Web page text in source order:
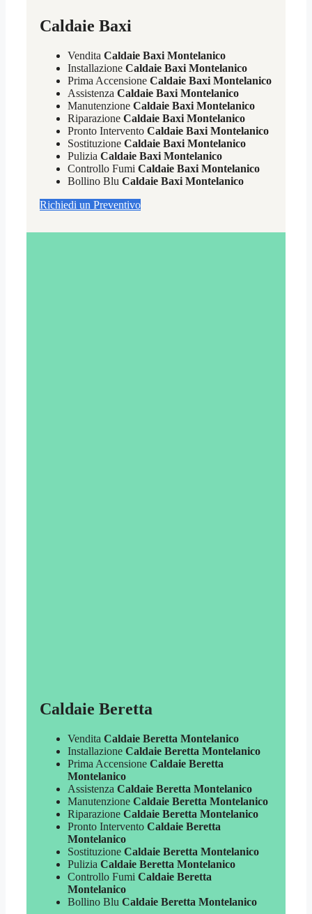
Caldaie Baxi
Vendita Caldaie Baxi Montelanico
Installazione Caldaie Baxi Montelanico
Prima Accensione Caldaie Baxi Montelanico
Assistenza Caldaie Baxi Montelanico
Manutenzione Caldaie Baxi Montelanico
Riparazione Caldaie Baxi Montelanico
Pronto Intervento Caldaie Baxi Montelanico
Sostituzione Caldaie Baxi Montelanico
Pulizia Caldaie Baxi Montelanico
Controllo Fumi Caldaie Baxi Montelanico
Bollino Blu Caldaie Baxi Montelanico
Richiedi un Preventivo
Caldaie Beretta
Vendita Caldaie Beretta Montelanico
Installazione Caldaie Beretta Montelanico
Prima Accensione Caldaie Beretta
Montelanico
Assistenza Caldaie Beretta Montelanico
Manutenzione Caldaie Beretta Montelanico
Riparazione Caldaie Beretta Montelanico
Pronto Intervento Caldaie Beretta
Montelanico
Sostituzione Caldaie Beretta Montelanico
Pulizia Caldaie Beretta Montelanico
Controllo Fumi Caldaie Beretta
Montelanico
Bollino Blu Caldaie Beretta Montelanico